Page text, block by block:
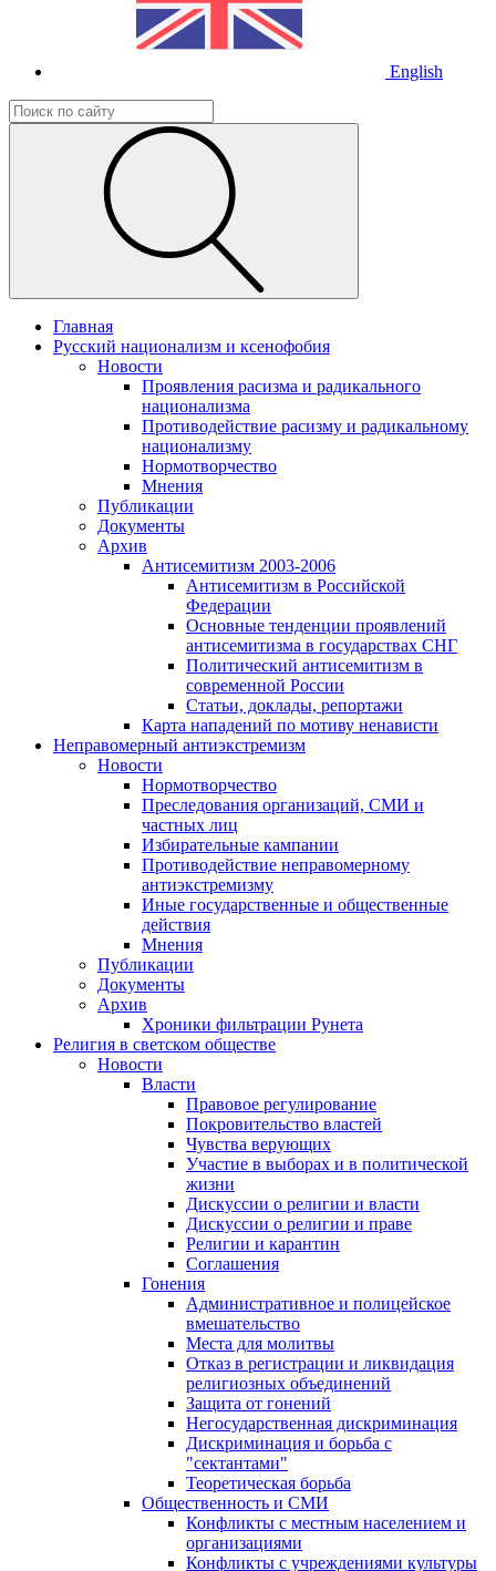
English
Главная
Русский национализм и ксенофобия
Новости
Проявления расизма и радикального
национализма
Противодействие расизму и радикальному
национализму
Нормотворчество
Мнения
Публикации
Документы
Архив
Антисемитизм 2003-2006
Антисемитизм в Российской
Федерации
Основные тенденции проявлений
антисемитизма в государствах СНГ
Политический антисемитизм в
современной России
Статьи, доклады, репортажи
Карта нападений по мотиву ненависти
Неправомерный антиэкстремизм
Новости
Нормотворчество
Преследования организаций, СМИ и
частных лиц
Избирательные кампании
Противодействие неправомерному
антиэкстремизму
Иные государственные и общественные
действия
Мнения
Публикации
Документы
Архив
Хроники фильтрации Рунета
Религия в светском обществе
Новости
Власти
Правовое регулирование
Покровительство властей
Чувства верующих
Участие в выборах и в политической
жизни
Дискуссии о религии и власти
Дискуссии о религии и праве
Религии и карантин
Соглашения
Гонения
Административное и полицейское
вмешательство
Места для молитвы
Отказ в регистрации и ликвидация
религиозных объединений
Защита от гонений
Негосударственная дискриминация
Дискриминация и борьба с
"сектантами"
Теоретическая борьба
Общественность и СМИ
Конфликты с местным населением и
организациями
Конфликты с учреждениями культуры